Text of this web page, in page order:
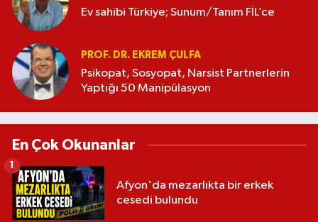
Ev sahibi Türkiye; Sunum/Tanım FİL’ce
PROF. DR. EKREM ÇULFA
Psikopat, Sosyopat, Narsist Partnerlerin
Yaptığı 50 Manipülasyon
En Çok Okunanlar
Afyon'da mezarlıkta bir erkek
cesedi bulundu
1